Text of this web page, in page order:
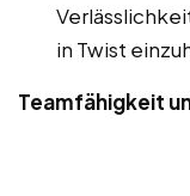
in Twist
Teamfähigkeit